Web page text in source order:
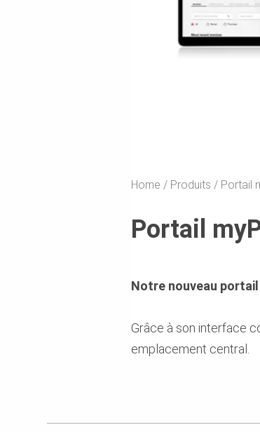
Home Produits Portail
Portail
Notre nouveau
Grâce à son interface
emplacement central.